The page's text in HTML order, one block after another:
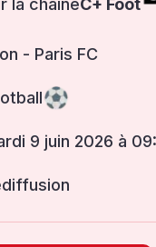
- Paris FC
9 juin 2026 à